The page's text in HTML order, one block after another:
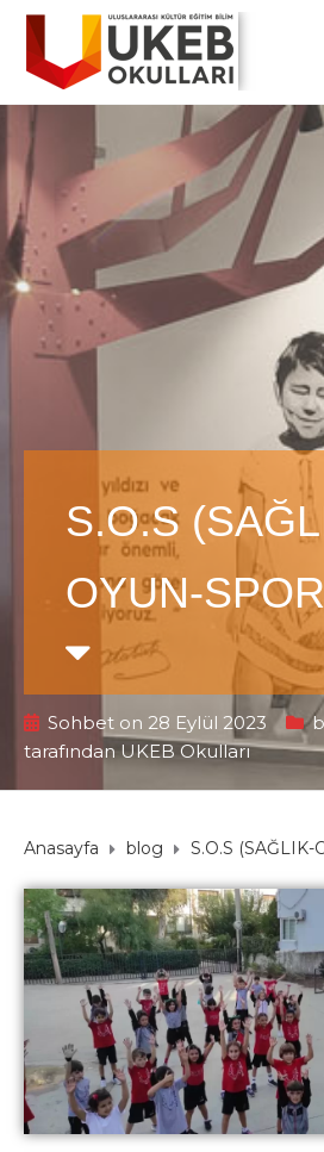
S.O.S
OYUN-
Sohbet on 28 Eylül 2023
tarafındanUKEB Okulları
Anasayfa blog S.O.S (SAĞLIK-